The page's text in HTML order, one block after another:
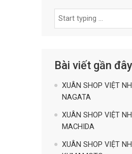
Bài viết gần đây
XUÂN SHOP VIỆT
NAGATA
XUÂN SHOP VIỆT
MACHIDA
XUÂN SHOP VIỆT